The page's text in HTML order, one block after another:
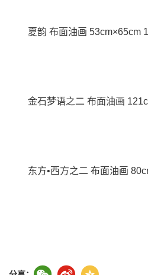
夏韵 布面油画 53cm×65cm
金石梦语之二 布面油画
东方•西方之二 布面油画